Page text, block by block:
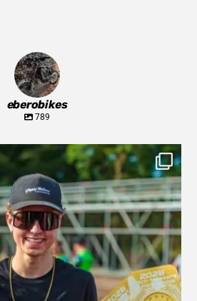
eberobikes
789